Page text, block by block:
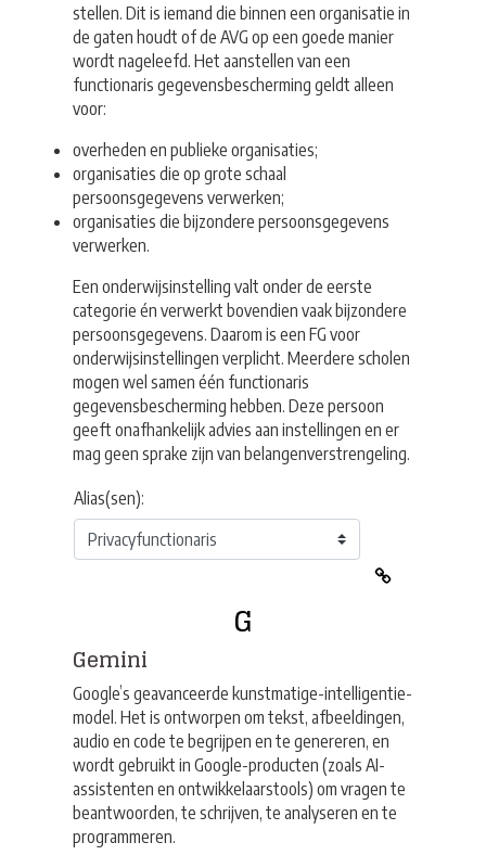
stellen. Dit is iemand die binnen een organisatie in
de gaten houdt of de AVG op een goede manier
wordt nageleefd. Het aanstellen van een
functionaris gegevensbescherming geldt alleen
voor:
overheden en publieke organisaties;
organisaties die op grote schaal
persoonsgegevens verwerken;
organisaties die bijzondere persoonsgegevens
verwerken.
Een onderwijsinstelling valt onder de eerste
categorie én verwerkt bovendien vaak bijzondere
persoonsgegevens. Daarom is een FG voor
onderwijsinstellingen verplicht. Meerdere scholen
mogen wel samen één functionaris
gegevensbescherming hebben. Deze persoon
geeft onafhankelijk advies aan instellingen en er
mag geen sprake zijn van belangenverstrengeling.
Alias(sen):
G
Gemini
Google’s geavanceerde kunstmatige-intelligentie-
model. Het is ontworpen om tekst, afbeeldingen,
audio en code te begrijpen en te genereren, en
wordt gebruikt in Google-producten (zoals AI-
assistenten en ontwikkelaarstools) om vragen te
beantwoorden, te schrijven, te analyseren en te
programmeren.